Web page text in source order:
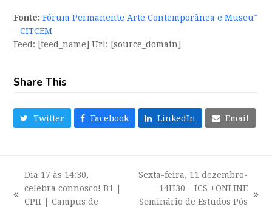
Fonte: Fórum Permanente Arte Contemporânea e Museu*
– CITCEM
Feed: [feed_name] Url: [source_domain]
Share This
Twitter Facebook LinkedIn Email
previous
Dia 17 às 14:30,
celebra connosco! B1 |
CPII | Campus de
next
Sexta-feira, 11 dezembro-
14H30 – ICS +ONLINE
Seminário de Estudos Pós